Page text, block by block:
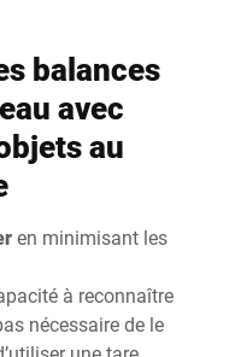
balances
avec
au
en minimisant les
à reconnaître
nécessaire de le